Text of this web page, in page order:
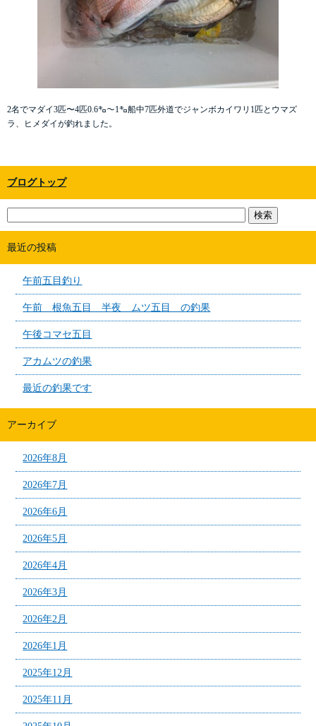
2名でマダイ3匹〜4匹0.6㌔〜1㌔船中7匹外道でジャンボカイワリ1匹とウマズ
ラ、ヒメダイが釣れました。
ブログトップ
最近の投稿
午前五目釣り
午前 根魚五目 半夜 ムツ五目 の釣果
午後コマセ五目
アカムツの釣果
最近の釣果です
アーカイブ
2026年8月
2026年7月
2026年6月
2026年5月
2026年4月
2026年3月
2026年2月
2026年1月
2025年12月
2025年11月